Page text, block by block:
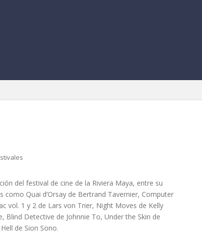
del festival de cine de la Riviera Maya, entre su
Quai d’Orsay de Bertrand Tavernier, Computer
vol. 1 y 2 de Lars von Trier, Night Moves de Kelly
Blind Detective de Johnnie To, Under the Skin de
de Sion Sono.